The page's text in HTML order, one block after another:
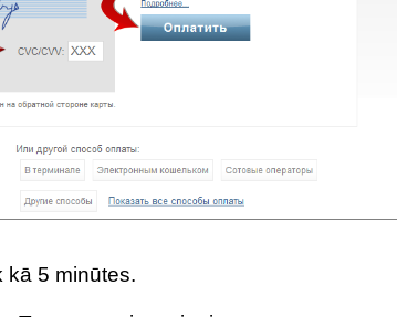
5 minūtes.